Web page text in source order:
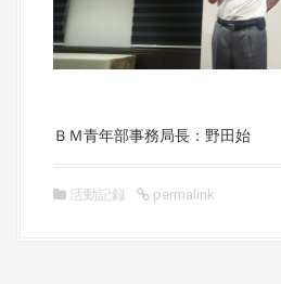
ＢＭ青年部事務局長：野田始
活動記録 permalink